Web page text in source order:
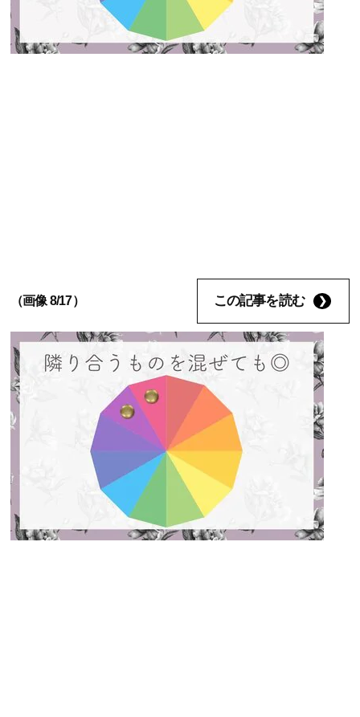
（画像 8/17） この記事を読む